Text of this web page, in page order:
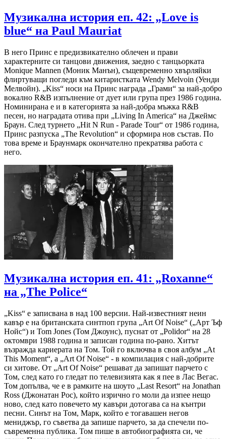
Музикална история еп. 42: „Love is
blue“ на Paul Mauriat
В него Принс е предизвикателно облечен и прави
характерните си танцови движения, заедно с танцьорката
Monique Mannen (Моник Манън), същевременно хвърляйки
флиртуващи погледи към китаристката Wendy Melvoin (Уенди
Мелвойн). „Kiss“ носи на Принс награда „Грами“ за най-добро
вокално R&B изпълнение от дует или група през 1986 година.
Номинирана е и в категорията за най-добра мъжка R&B
песен, но наградата отива при „Living In America“ на Джеймс
Браун. След турнето „Hit N Run - Parade Tour“ от 1986 година,
Принс разпуска „The Revolution“ и сформира нов състав. По
това време и Браунмарк окончателно прекратява работа с
него.
Музикална история еп. 41: „Roxanne“
на „The Police“
„Kiss“ е записвана в над 100 версии. Най-известният неин
кавър е на британската синтпоп група „Art Of Noise“ („Арт Ъф
Нойс“) и Tom Jones (Том Джоунс), пуснат от „Polidor“ на 28
октомври 1988 година и записан година по-рано. Хитът
възражда кариерата на Том. Той го включва в своя албум „At
This Moment“, а „Art Of Noise“ - в компилация с най-добрите
си хитове. От „Art Of Noise“ решават да запишат парчето с
Том, след като го гледат по телевизията как я пее в Лас Вегас.
Том допълва, че е в рамките на шоуто „Last Resort“ на Jonathan
Ross (Джонатан Рос), който изрично го моли да изпее нещо
ново, след като повечето му кавъри дотогава са на кънтри
песни. Синът на Том, Марк, който е тогавашен негов
мениджър, го съветва да запише парчето, за да спечели по-
съвременна публика. Том пише в автобиографията си, че